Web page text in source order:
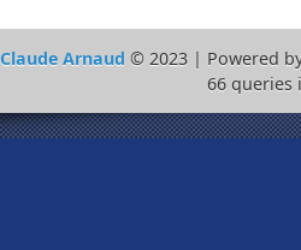
Claude Arnaud © 2023 | Powered
66 queries